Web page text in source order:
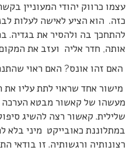
עצמו כרווק יהודי המעוניין
כזה. הוא הציע לאישה לעלות
להתחכך בה ולהסיר את בגדיה.
אותה, חדר אליה ועזב את
האם זהו אונס? האם ראוי
מישור אחד שראוי לתת עליו
מעשהו של קאשור מבטא
שלילית. קאשור רצה להשיג
במתלוננת כאובייקט מיני בלא
רצונותיה ורגשותיה. זו בודאי